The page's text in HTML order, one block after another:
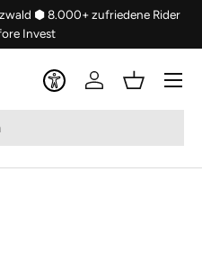
⬢ 8.000+ zufriedene Rider
Invest
Einloggen
Menü